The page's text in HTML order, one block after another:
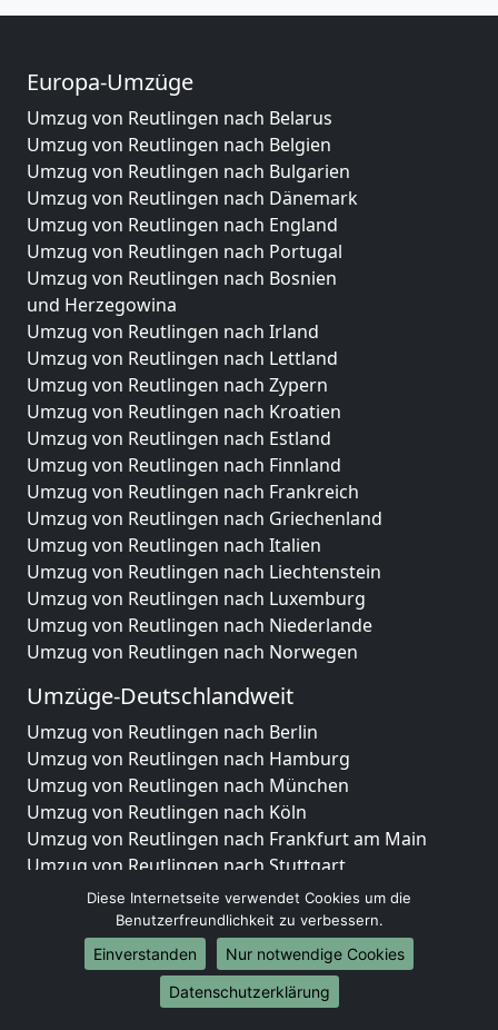
Europa-Umzüge
Umzug von Reutlingen nach Belarus
Umzug von Reutlingen nach Belgien
Umzug von Reutlingen nach Bulgarien
Umzug von Reutlingen nach Dänemark
Umzug von Reutlingen nach England
Umzug von Reutlingen nach Portugal
Umzug von Reutlingen nach Bosnien
und Herzegowina
Umzug von Reutlingen nach Irland
Umzug von Reutlingen nach Lettland
Umzug von Reutlingen nach Zypern
Umzug von Reutlingen nach Kroatien
Umzug von Reutlingen nach Estland
Umzug von Reutlingen nach Finnland
Umzug von Reutlingen nach Frankreich
Umzug von Reutlingen nach Griechenland
Umzug von Reutlingen nach Italien
Umzug von Reutlingen nach Liechtenstein
Umzug von Reutlingen nach Luxemburg
Umzug von Reutlingen nach Niederlande
Umzug von Reutlingen nach Norwegen
Umzüge-Deutschlandweit
Umzug von Reutlingen nach Berlin
Umzug von Reutlingen nach Hamburg
Umzug von Reutlingen nach München
Umzug von Reutlingen nach Köln
Umzug von Reutlingen nach Frankfurt am Main
Umzug von Reutlingen nach Stuttgart
Umzug von Reutlingen nach Düsseldorf
Umzug von Reutlingen nach Leipzig
Umzug von Reutlingen nach Dortmund
Umzug von Reutlingen nach Essen
Umzug von Reutlingen nach Bremen
Diese Internetseite verwendet Cookies um die
Benutzerfreundlichkeit zu verbessern.
Einverstanden
Nur notwendige Cookies
Datenschutzerklärung